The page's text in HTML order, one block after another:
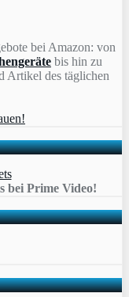
bei Amazon: von
bis hin zu
Artikel des täglichen
bei Prime Video!